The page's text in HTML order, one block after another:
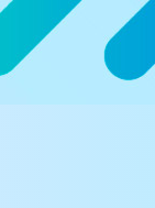
ЭИОС ЛИЧНЫЙ